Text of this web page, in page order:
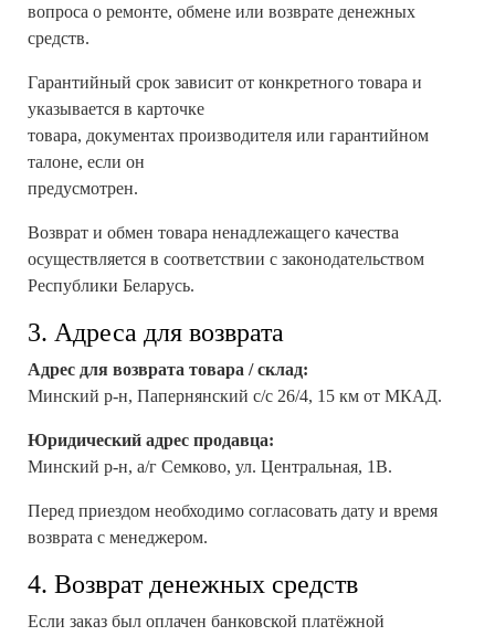
вопроса о ремонте, обмене или возврате денежных
средств.
Гарантийный срок зависит от конкретного товара и
указывается в карточке
товара, документах производителя или гарантийном
талоне, если он
предусмотрен.
Возврат и обмен товара ненадлежащего качества
осуществляется в соответствии с законодательством
Республики Беларусь.
3. Адреса для возврата
Адрес для возврата товара / склад:
Минский р-н, Папернянский с/с 26/4, 15 км от МКАД.
Юридический адрес продавца:
Минский р-н, а/г Семково, ул. Центральная, 1В.
Перед приездом необходимо согласовать дату и время
возврата с менеджером.
4. Возврат денежных средств
Если заказ был оплачен банковской платёжной